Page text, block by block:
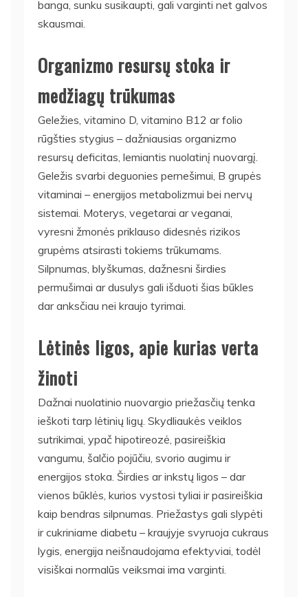
banga, sunku susikaupti, gali varginti net galvos
skausmai.
Organizmo resursų stoka ir
medžiagų trūkumas
Geležies, vitamino D, vitamino B12 ar folio
rūgšties stygius – dažniausias organizmo
resursų deficitas, lemiantis nuolatinį nuovargį.
Geležis svarbi deguonies pernešimui, B grupės
vitaminai – energijos metabolizmui bei nervų
sistemai. Moterys, vegetarai ar veganai,
vyresni žmonės priklauso didesnės rizikos
grupėms atsirasti tokiems trūkumams.
Silpnumas, blyškumas, dažnesni širdies
permušimai ar dusulys gali išduoti šias būkles
dar anksčiau nei kraujo tyrimai.
Lėtinės ligos, apie kurias verta
žinoti
Dažnai nuolatinio nuovargio priežasčių tenka
ieškoti tarp lėtinių ligų. Skydliaukės veiklos
sutrikimai, ypač hipotireozė, pasireiškia
vangumu, šalčio pojūčiu, svorio augimu ir
energijos stoka. Širdies ar inkstų ligos – dar
vienos būklės, kurios vystosi tyliai ir pasireiškia
kaip bendras silpnumas. Priežastys gali slypėti
ir cukriniame diabetu – kraujyje svyruoja cukraus
lygis, energija neišnaudojama efektyviai, todėl
visiškai normalūs veiksmai ima varginti.